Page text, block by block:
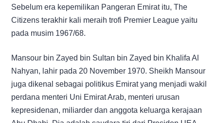
Sebelum era kepemilikan Pangeran Emirat itu, The
Citizens terakhir kali meraih trofi Premier League yaitu
pada musim 1967/68.
Mansour bin Zayed bin Sultan bin Zayed bin Khalifa Al
Nahyan, lahir pada 20 November 1970. Sheikh Mansour
juga dikenal sebagai politikus Emirat yang menjadi wakil
perdana menteri Uni Emirat Arab, menteri urusan
kepresidenan, miliarder dan anggota keluarga kerajaan